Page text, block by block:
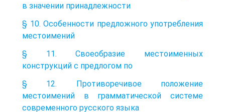
в значении принадлежности
§ 10. Особенности предложного употребления
местоимений
§ 11. Своеобразие местоименных
конструкций с предлогом по
§ 12. Противоречивое положение
местоимений в грамматической системе
современного русского языка